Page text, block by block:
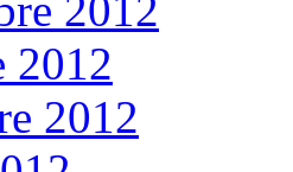
2012
2012
2012